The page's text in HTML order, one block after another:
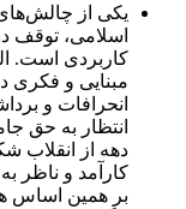
یکی از
اسلامی، توقف
کاربردی است.
مبنایی و فکری
انحرافات و
انتظار به حق
دهه از انقلاب
کارآمد و ناظر
بر همین اساس